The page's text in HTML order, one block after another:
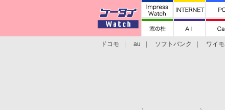
ドコモ au ソフトバンク ワイ